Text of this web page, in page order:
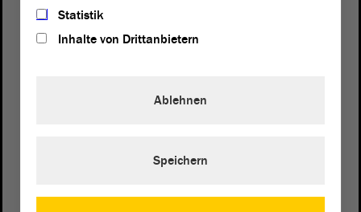
Statistik
Inhalte von Drittanbietern
Ablehnen
Speichern